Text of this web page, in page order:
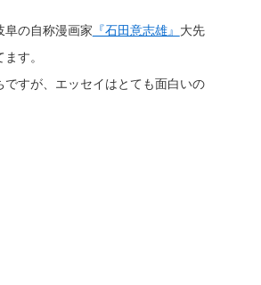
阜の自称漫画家 『石田意志雄』 大先
す。
ですが、エッセイはとても面白いの